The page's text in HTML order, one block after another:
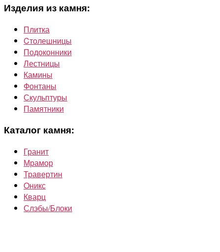
Изделия из камня:
Плитка
Cтолешницы
Подоконники
Лестницы
Камины
Фонтаны
Скульптуры
Памятники
Каталог камня:
Гранит
Мрамор
Травертин
Oникс
Кварц
Слэбы/Блоки